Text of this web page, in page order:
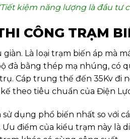
kiệm năng lượng là đầu tư
CÔNG TRẠM
Là loại trạm biến áp mà
bằng thép mạ nhúng, có
Cáp trung thế đến 35Kv đi
theo tiêu chuẩn của Điện
dụng phổ biến nhất so với
điểm của kiểu trạm này là